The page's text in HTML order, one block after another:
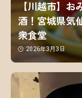
【川越市】
酒！宮城県気
衆食堂
2026年3月3日